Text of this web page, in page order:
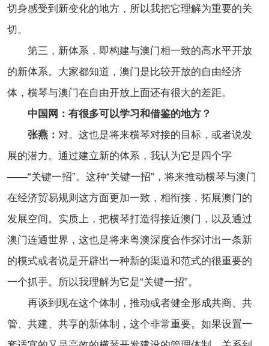
切身感受到新变化的地方，所以我把它理解为重要的关
切。
第三，新体系，即构建与澳门相一致的高水平开放
的新体系。大家都知道，澳门是比较开放的自由经济
体，横琴与澳门在自由开放上面还有很大的差距。
中国网：有很多可以学习和借鉴的地方？
张燕： 对。这也是将来横琴对接的目标，或者说发
展的潜力。通过建立新的体系，我认为它是四个字
——“关键一招”。这种“关键一招”，将来推动横琴与澳门
在经济贸易规则这方面更加一致，相衔接，拓展澳门的
发展空间。实质上，把横琴打造得接近澳门，以及通过
澳门连通世界，这也是将来粤澳深度合作探讨出一条新
的模式或者说是开辟出一种新的渠道和范式的很重要的
一个抓手。所以我理解为它是“关键一招”。
再谈到现在这个体制，推动或者健全形成共商、共
管、共建、共享的新体制，这个非常重要。如果设置一